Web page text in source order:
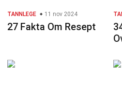
TANNLEGE 11 nov 2024
27 Fakta Om Resept